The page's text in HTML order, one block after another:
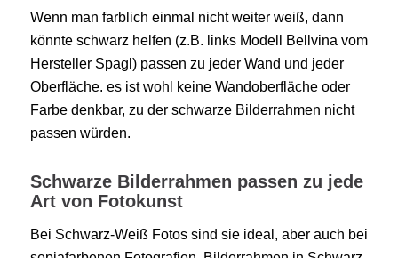
Wenn man farblich einmal nicht weiter weiß, dann
könnte schwarz helfen (z.B. links Modell Bellvina vom
Hersteller Spagl) passen zu jeder Wand und jeder
Oberfläche. es ist wohl keine Wandoberfläche oder
Farbe denkbar, zu der schwarze Bilderrahmen nicht
passen würden.
Schwarze Bilderrahmen passen zu jede
Art von Fotokunst
Bei Schwarz-Weiß Fotos sind sie ideal, aber auch bei